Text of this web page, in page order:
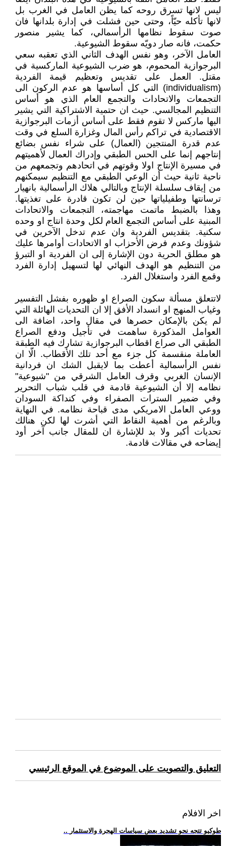
ليس لانها تسرق روحه كما يظن العامل في الغرب بل
لانها تأكله حيّاً، وحتى حين فشلت في إدارة بلدانها فان
صوت سقوط نظامها الرأسمالي، كما يشير منصور
حكمت، فانه صار دويّه سقوط الشيوعية.
العامل الآخر، وهو نفس الهدف الثاني الذي تعقبه سعي
البرجوازية المحموم، هو ضرب الشيوعية الماركسية في
مقتل. العمل على تقديس وتعظيم قيمة الفردية
(individualism) التي كل أساسها هو عدم الركون الى
التجمعات والاتحادات والتجمع العام الذي هو أساس
التنظيم المجالسي. حيث ان حتمية الاشتراكية التي يشير
اليها ماركس لا تقوم فقط على أساس أزمات البرجوازية
الاقتصادية في تراكم رأس المال وغزارة السلع في وقت
عدم قدرة المنتجين (العمال) على شراء نفس بضائع
إنتاجهم إنما على الحس الطبقي وإدراك العمال لأهميتهم
في مسيرة الإنتاج اولا وقوتهم في اتحادهم وتجمعهم من
ناحية ثانية حيث أن الوعي الطبقي مع التنظيم سيمكنهم
من إيقاف سلسلة الإنتاج وبالتالي هلاك الرأسمالية بانهيار
ترسانتها وطفيلياتها حين لن تكون قادرة على تغذيتها.
وهذا بالضبط ماتمت مهاجمته، التجمعات والاتحادات
المبنية على أساس التجمع العام لكل وحدة انتاج او وحده
سكنية. بتقديس الفردية وان عدم تدخل الآخرين في
شؤونك وعدم فرض الأحزاب او الاتحادات أوامرها عليك
هو مطلق الحرية دون الإشارة إلى ان الفردية او التبرؤ
من التنظيم هو الهدف النهائي لها لتسهيل إدارة الفرد
وقمع الفرد واستغلال الفرد.
لاتتعلق مسألة سكون الصراع او ظهوره بفشل التفسير
وغياب المنهج او انسداد الأفق إلا ان التحديات الهائلة التي
لم يكن بالإمكان حصرها في مقال واحد، اضافة الى
العوامل المذكورة ساهمت في تأجيل ودفع الصراع
الطبقي الى صراع اقطاب البرجوازية تشارك فيه الطبقة
العاملة منقسمة كل جزء مع أحد تلك الأقطاب. الّا ان
نفس الرأسمالية أعطت بما لايقبل الشك ان فردانية
الإنسان الغربي وقرف العامل الشرقي من "شيوعية"
نظامه إلا أن الشيوعية قادمة في قلب شباب التحرير
وفي ضمير السترات الصفراء وفي كنداكة السودان
ووعي العامل الامريكي مدى قباحة نظامه. في النهاية
وبالرغم من أهمية النقاط التي أشرت لها لكن هنالك
تحديات أكبر ولا بد للإشارة ان للمقال جانب آخر أود
إيضاحه في مقالات قادمة.
التعليق والتصويت على الموضوع في الموقع الرئيسي
اخر الافلام
.. طوكيو تتجه نحو تشديد بعض سياسات الهجرة والاستثمار